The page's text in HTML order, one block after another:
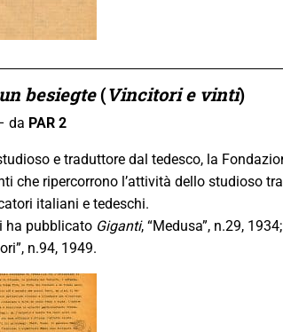
besiegte(Vincitori e vinti)
da PAR 2
e traduttore dal tedesco, la
che ripercorrono l’attività dello studioso
italiani e tedeschi.
ha pubblicato Giganti, “Medusa”, n.29, 1934;
n.94, 1949.